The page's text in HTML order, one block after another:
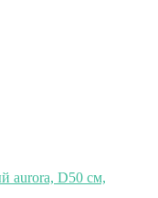
aurora, D50 см,